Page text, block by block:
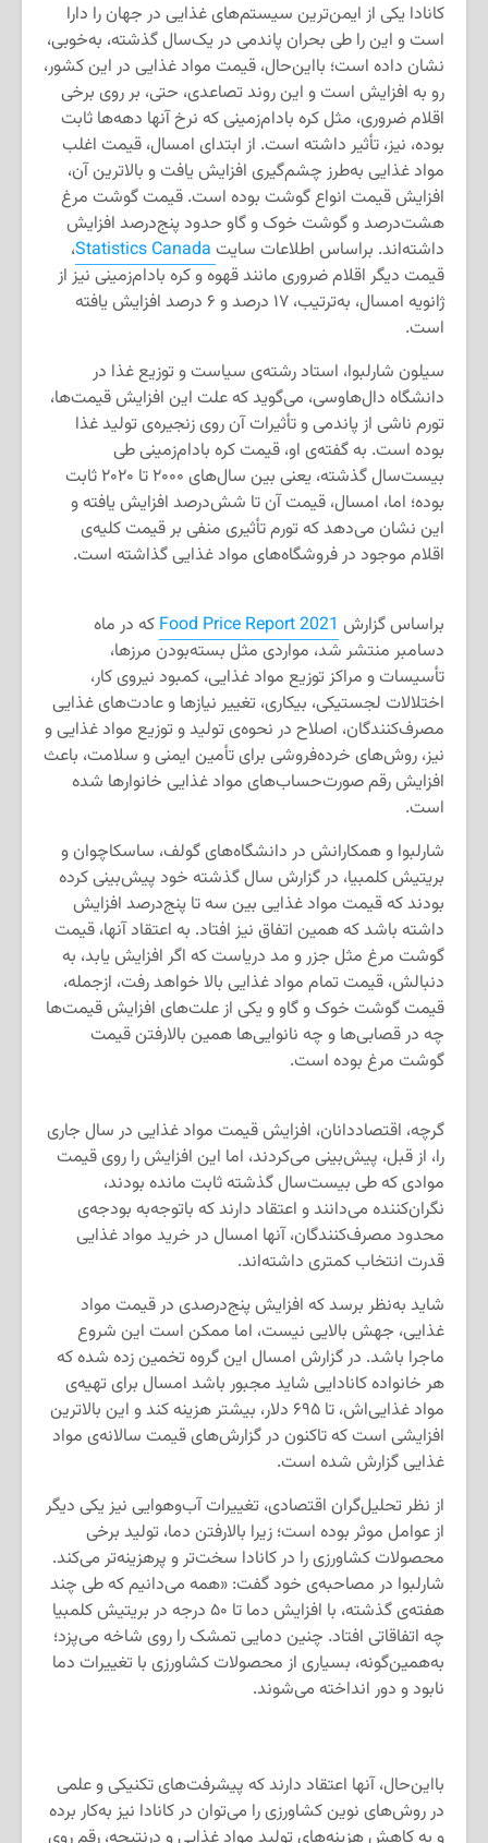
کانادا یکی از ایمن‌ترین سیستم‌های غذایی در جهان را دارا
است و این را طی بحران پاندمی در یک‌سال گذشته، به‌خوبی،
نشان داده است؛ بااین‌حال، قیمت مواد غذایی در این کشور،
رو به افزایش است و این روند تصاعدی، حتی، بر روی برخی
اقلام ضروری، مثل کره بادام‌زمینی که نرخ آنها دهه‌ها ثابت
بوده، نیز، تأثیر داشته است. از ابتدای امسال، قیمت اغلب
مواد غذایی به‌طرز چشم‌گیری افزایش یافت و بالاترین آن،
افزایش قیمت انواع گوشت بوده است. قیمت گوشت مرغ
هشت‌درصد و گوشت خوک و گاو حدود پنج‌درصد افزایش
داشته‌اند. براساس اطلاعات سایت
،
قیمت دیگر اقلام ضروری مانند قهوه و کره بادام‌زمینی نیز از
ژانویه امسال، به‌ترتیب، ۱۷ درصد و ۶ درصد افزایش یافته
است.
سیلون شارلبوا، استاد رشته‌ی سیاست و توزیع غذا در
دانشگاه دال‌هاوسی، می‌گوید که علت این افزایش قیمت‌ها،
تورم ناشی از پاندمی و تأثیرات آن روی زنجیره‌ی تولید غذا
بوده است. به گفته‌ی او، قیمت کره بادام‌زمینی طی
بیست‌سال گذشته، یعنی بین سال‌های ۲۰۰۰ تا ۲۰۲۰ ثابت
بوده؛ اما، امسال، قیمت آن تا شش‌درصد افزایش یافته و
این نشان می‌دهد که تورم تأثیری منفی بر قیمت کلیه‌ی
اقلام موجود در فروشگاه‌های مواد غذایی گذاشته است.
براساس گزارش Food Price Report 2021 که در ماه
دسامبر منتشر شد، مواردی مثل بسته‌بودن مرزها،
تأسیسات و مراکز توزیع مواد غذایی، کمبود نیروی کار،
اختلالات لجستیکی، بیکاری، تغییر نیازها و عادت‌های غذایی
مصرف‌کنندگان، اصلاح در نحوه‌ی تولید و توزیع مواد غذایی و
نیز، روش‌های خرده‌فروشی برای تأمین ایمنی و سلامت، باعث
افزایش رقم صورت‌حساب‌های مواد غذایی خانوارها شده
است.
شارلبوا و همکارانش در دانشگاه‌های گولف، ساسکاچوان و
بریتیش کلمبیا، در گزارش سال گذشته خود پیش‌بینی کرده
بودند که قیمت مواد غذایی بین سه تا پنج‌درصد افزایش
داشته باشد که همین اتفاق نیز افتاد. به اعتقاد آنها، قیمت
گوشت مرغ مثل جزر و مد دریاست که اگر افزایش یابد، به
دنبالش، قیمت تمام مواد غذایی بالا خواهد رفت، ازجمله،
قیمت گوشت خوک و گاو و یکی از علت‌های افزایش قیمت‌ها
چه در قصابی‌ها و چه نانوایی‎‌ها همین بالارفتن قیمت
گوشت مرغ بوده است.
گرچه، اقتصاددانان، افزایش قیمت مواد غذایی در سال جاری
را، از قبل، پیش‌بینی می‌کردند، اما این افزایش را روی قیمت
موادی که طی بیست‌سال گذشته ثابت مانده بودند،
نگران‌کننده می‌دانند و اعتقاد دارند که با‌توجه‌به بودجه‌ی
محدود مصرف‌کنندگان، آنها امسال در خرید مواد غذایی
قدرت انتخاب کمتری داشته‌اند.
شاید به‌نظر برسد که افزایش پنج‌درصدی در قیمت مواد
غذایی، جهش بالایی نیست، اما ممکن است این شروع
ماجرا باشد. در گزارش امسال این گروه تخمین زده شده که
هر خانواده کانادایی شاید مجبور باشد امسال برای تهیه‌ی
مواد غذایی‌اش، تا ۶۹۵ دلار، بیشتر هزینه کند و این بالاترین
افزایشی است که تاکنون در گزارش‌های قیمت سالانه‌ی مواد
غذایی گزارش شده است.
از نظر تحلیل‌گران اقتصادی، تغییرات آب‌وهوایی نیز یکی دیگر
از عوامل موثر بوده است؛ زیرا بالارفتن دما، تولید برخی
محصولات کشاورزی را در کانادا سخت‌تر و پرهزینه‌تر می‌کند.
شارلبوا در مصاحبه‌ی خود گفت: «همه‌ می‌دانیم که طی چند
هفته‌ی گذشته، با افزایش دما تا ۵۰ درجه در بریتیش کلمبیا
چه اتفاقاتی افتاد. چنین دمایی تمشک را روی شاخه می‌پزد؛
به‌همین‌گونه، بسیاری از محصولات کشاورزی با تغییرات دما
نابود و دور انداخته می‌شوند.
بااین‌حال، آنها اعتقاد دارند که پیشرفت‌های تکنیکی و علمی
در روش‌های نوین کشاورزی را می‌توان در کانادا نیز به‌کار برده